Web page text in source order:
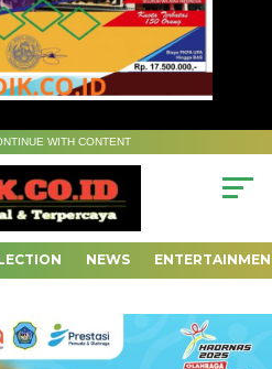
WITH CONTENT
NEWS